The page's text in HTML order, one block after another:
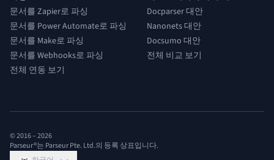
문서를 Zapier로 파싱
문서를 Power Automate로 파싱
문서를 Make로 파싱
문서를 Webhooks로 파싱
전체 연동 보기
Docparser 대안
Nanonets 대안
Docsumo 대안
전체 비교 보기
© 2016 –2026
Parseur®는 Parseur Pte. Ltd.의 등록 상표입니다.